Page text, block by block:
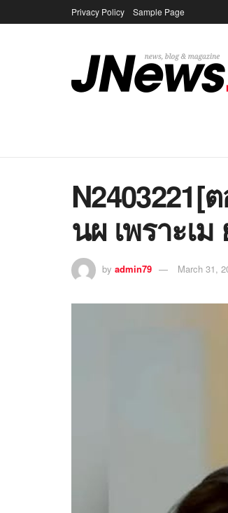
Privacy Policy Sample Page
N2403221[
นผ เพราะเ
by admin79 March 31,